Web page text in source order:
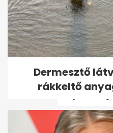
Pityke
ne
Dermesztő
rákkeltő